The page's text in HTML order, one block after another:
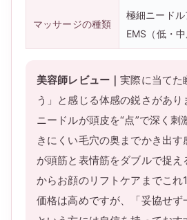
マッサージの種類
極細ニード
EMS（低・
美容師レビュー｜実際に当てた
う」と感じる体感の鋭さがあり
ニードルが頭皮を“点”で深く刺
きにくい毛穴の奥までかき出
が頭筋と表情筋をダブルで捉え
からお顔のリフトケアまでこれ
価格は高めですが、「妥協せず